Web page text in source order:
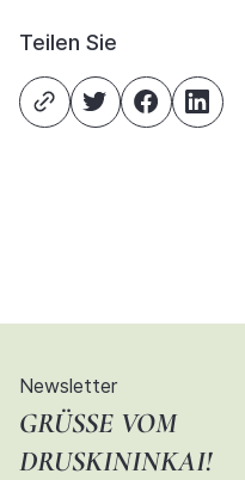
Teilen Sie
Newsletter
GRÜSSE VOM D
RUSKININKAI!